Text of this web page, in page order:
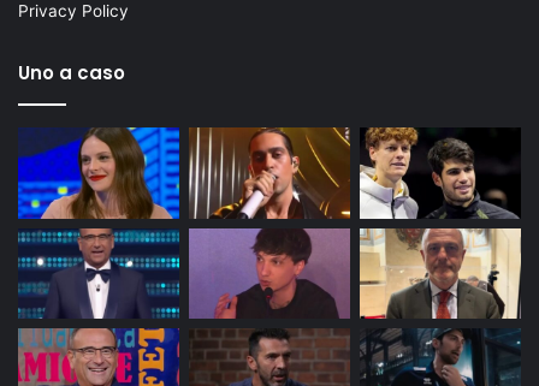
Privacy Policy
Uno a caso